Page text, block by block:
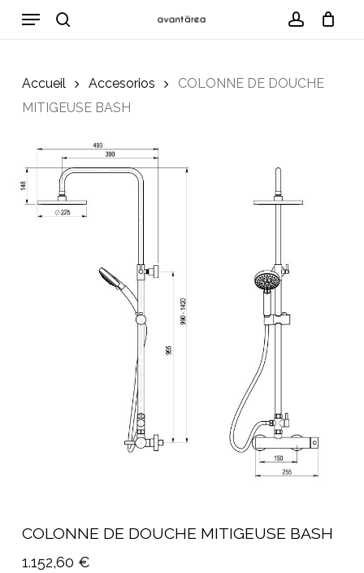
Menu
Accueil Accesorios
COLONNE DE DOUCHE
MITIGEUSE BASH
COLONNE DE DOUCHE MITIGEUSE BASH
1.152,60 €